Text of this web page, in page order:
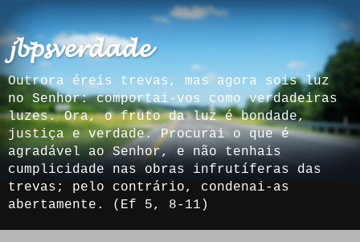
𝓳𝓫𝓹𝓼𝓿𝓮𝓻𝓭𝓪𝓭𝓮
Outrora éreis trevas, mas agora sois luz
no Senhor: comportai-vos como verdadeiras
luzes. Ora, o fruto da luz é bondade,
justiça e verdade. Procurai o que é
agradável ao Senhor, e não tenhais
cumplicidade nas obras infrutíferas das
trevas; pelo contrário, condenai-as
abertamente. (Ef 5, 8-11)